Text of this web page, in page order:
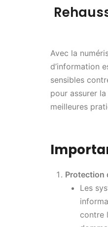
Avec la
d’information
sensibles
pour assurer
meilleures
Protection
Les
contre